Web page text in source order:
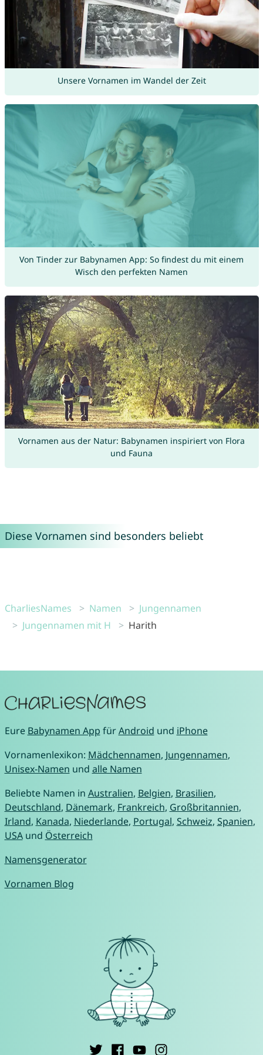
Unsere Vornamen im Wandel der Zeit
Von Tinder zur Babynamen App: So findest du mit einem
Wisch den perfekten Namen
Vornamen aus der Natur: Babynamen inspiriert von Flora
und Fauna
Diese Vornamen sind besonders beliebt
CharliesNames Namen
Jungennamen
Jungennamen mit H
Harith
Eure Babynamen App fürAndroid und iPhone
Vornamenlexikon: Mädchennamen, Jungennamen,
Unisex-Namen und alle Namen
Beliebte Namen in Australien, Belgien, Brasilien,
Deutschland, Dänemark, Frankreich, Großbritannien,
Irland, Kanada, Niederlande, Portugal, Schweiz, Spanien,
USAund Österreich
Namensgenerator
Vornamen Blog